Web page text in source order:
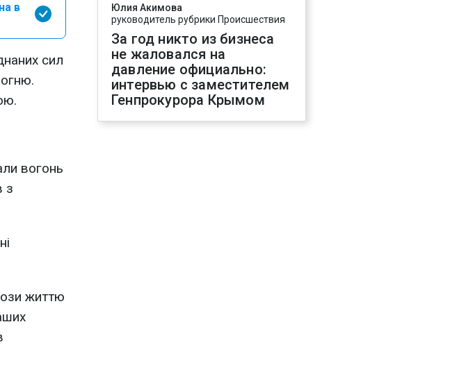
в
сил
вогонь
з
життю
Юлия Акимова
руководитель рубрики Происшествия
За год никто из бизнеса
не жаловался на
давление официально:
интервью с заместителем
Генпрокурора Крымом